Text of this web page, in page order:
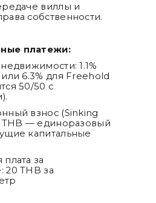
виллы и
собственности.
платежи:
1.1%
6.3% для Freehold
50/50 с
взнос (Sinking
THB — единоразовый
капитальные
за
20 THB за